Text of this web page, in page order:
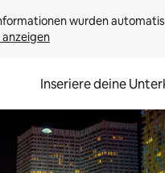
Inseriere deine